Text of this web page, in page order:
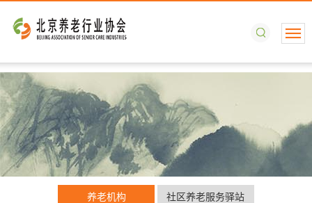
养老机构 社区养老服务驿站